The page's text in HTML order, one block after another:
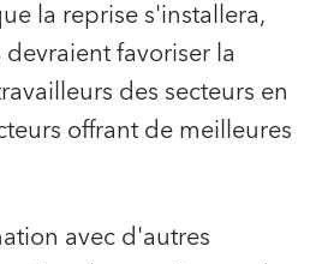
la reprise s'installera,
favoriser la
des secteurs en
offrant de meilleures
avec d'autres